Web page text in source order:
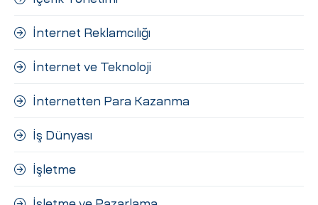
İnternet Reklamcılığı
İnternet ve Teknoloji
İnternetten Para Kazanma
İş Dünyası
İşletme